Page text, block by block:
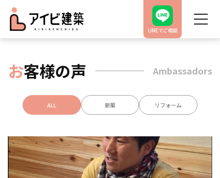
LINEでご相談
お客様の声 Ambassadors
ALL 新築 リフォーム